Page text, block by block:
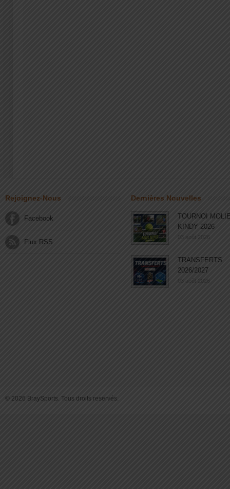
Rejoignez-Nous
Facebook
Flux RSS
Dernières Nouvelles
TOURNOI
KINDY 2026
03 août 2026
TRANSFERTS
2026/2027
03 août 2026
© 2026 BraySports. Tous droits reservés.